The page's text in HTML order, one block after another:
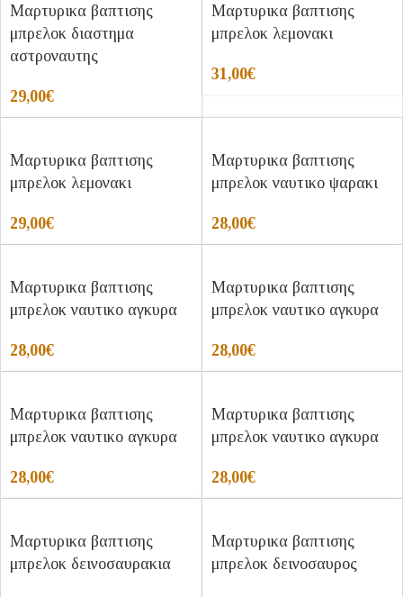
Μαρτυρικα βαπτισης
μπρελοκ διαστημα
αστροναυτης
29,00€
Μαρτυρικα βαπτισης
μπρελοκ λεμονακι
31,00€
Μαρτυρικα βαπτισης
μπρελοκ λεμονακι
29,00€
Μαρτυρικα βαπτισης
μπρελοκ ναυτικο ψαρακι
28,00€
Μαρτυρικα βαπτισης
μπρελοκ ναυτικο αγκυρα
28,00€
Μαρτυρικα βαπτισης
μπρελοκ ναυτικο αγκυρα
28,00€
Μαρτυρικα βαπτισης
μπρελοκ ναυτικο αγκυρα
28,00€
Μαρτυρικα βαπτισης
μπρελοκ ναυτικο αγκυρα
28,00€
Μαρτυρικα βαπτισης
μπρελοκ δεινοσαυρακια
Μαρτυρικα βαπτισης
μπρελοκ δεινοσαυρος